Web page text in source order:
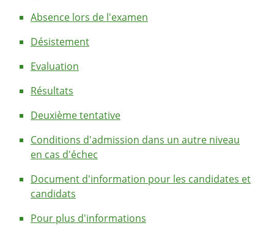
Absence lors de l'examen
Désistement
Evaluation
Résultats
Deuxième tentative
Conditions d'admission dans un autre niveau
en cas d'échec
Document d'information pour les candidates et
candidats
Pour plus d'informations